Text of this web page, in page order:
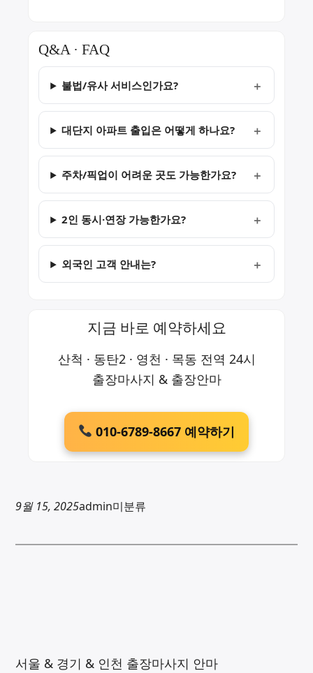
Q&A · FAQ
불법/유사 서비스인가요?
대단지 아파트 출입은 어떻게 하나요?
주차/픽업이 어려운 곳도 가능한가요?
2인 동시·연장 가능한가요?
외국인 고객 안내는?
지금 바로 예약하세요
산척 · 동탄2 · 영천 · 목동 전역 24시
출장마사지 & 출장안마
010-6789-8667 예약하기
9월 15, 2025admin미분류
서울 & 경기 & 인천 출장마사지 안마